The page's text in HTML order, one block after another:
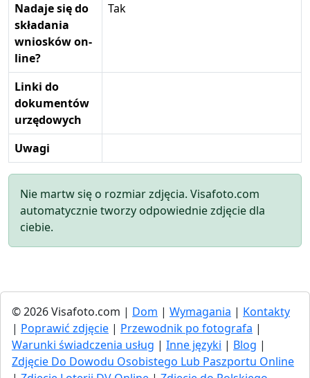
Nadaje się do
składania
wniosków on-
line?
Tak
Linki do
dokumentów
urzędowych
Uwagi
Nie martw się o rozmiar zdjęcia. Visafoto.com
automatycznie tworzy odpowiednie zdjęcie dla
ciebie.
© 2026 Visafoto.com | Dom | Wymagania | Kontakty
| Poprawić zdjęcie | Przewodnik po fotografa |
Warunki świadczenia usług | Inne języki | Blog |
Zdjęcie Do Dowodu Osobistego Lub Paszportu Online